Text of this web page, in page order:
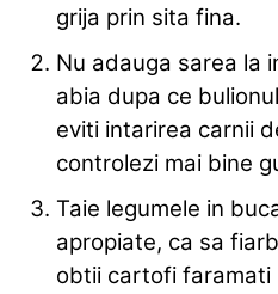
grija prin sita fina.
Nu adauga sarea la
abia dupa ce
eviti intarirea carnii
controlezi mai bine
Taie legumele in
apropiate, ca sa
obtii cartofi faramati